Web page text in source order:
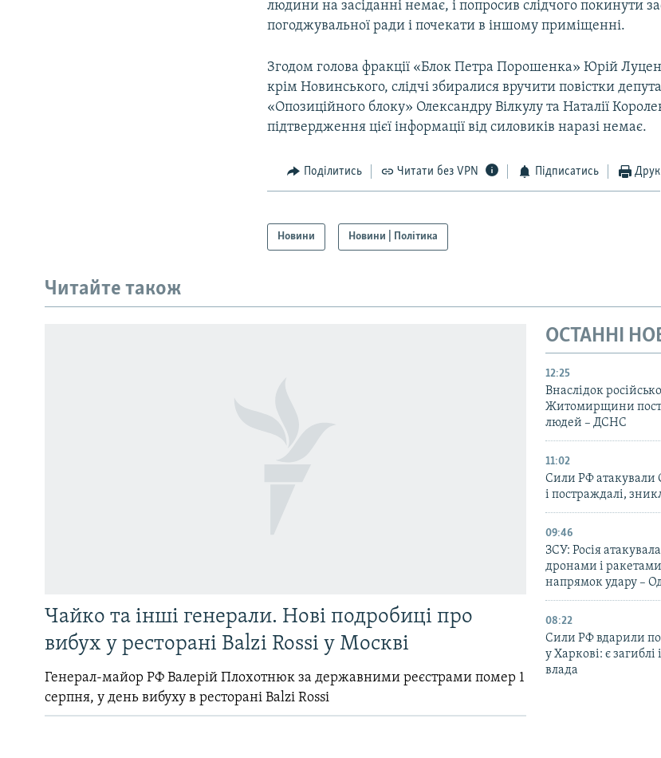
людини на засіданні немає, і попросив слідчого покинути
погоджувальної ради і почекати в іншому приміщенні.
Згодом голова фракції «Блок Петра Порошенка» Юрій
крім Новинського, слідчі збиралися вручити повістки
«Опозиційного блоку» Олександру Вілкулу та Наталії
підтвердження цієї інформації від силовиків наразі немає.
Поділитись Читати без VPN Підписатись Друк
Новини Новини | Політика
Читайте також
Чайко та інші генерали. Нові подробиці про
вибух у ресторані Balzi Rossi у Москві
Генерал-майор РФ Валерій Плохотнюк за державними реєстрами помер 1
серпня, у день вибуху в ресторані Balzi Rossi
ОСТАННІ
12:25
Внаслідок
Житомирщини
людей – ДСНС
11:02
Сили РФ атакували
і постраждалі,
09:46
ЗСУ: Росія
дронами і
напрямок удару –
08:22
Сили РФ вдарили по
у Харкові: є загиблі
влада